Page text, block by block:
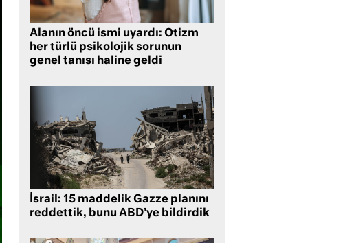
Alanın öncü ismi uyardı: Otizm
her türlü psikolojik sorunun
genel tanısı haline geldi
İsrail: 15 maddelik Gazze planını
reddettik, bunu ABD’ye bildirdik